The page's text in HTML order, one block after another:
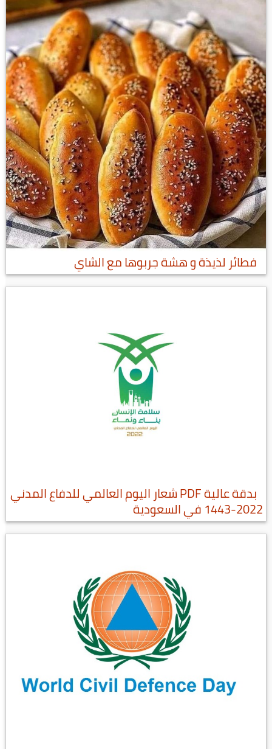
فطائر لذيذة و هشة جربوها مع الشاي
بدقة عالية PDF شعار اليوم العالمي للدفاع المدني
2022-1443 في السعودية